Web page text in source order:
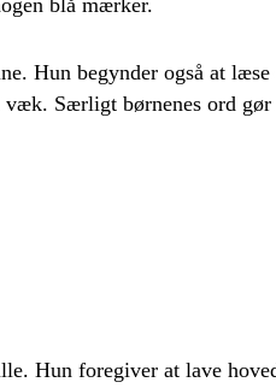
blå mærker.
Hun begynder også at
Særligt børnenes ord
Hun foregiver at lave